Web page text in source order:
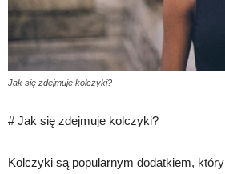
Jak się zdejmuje kolczyki?
# Jak się zdejmuje kolczyki?
Kolczyki są popularnym dodatkiem,